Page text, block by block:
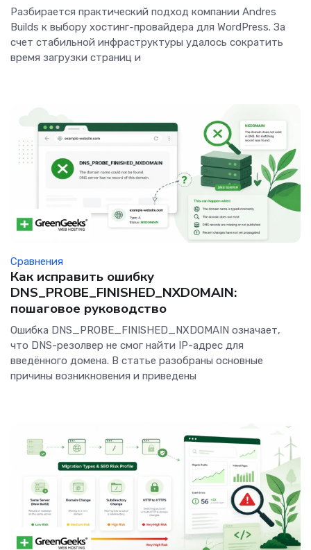
Разбирается практический подход компании Andres
Builds к выбору хостинг-провайдера для WordPress. За
счет стабильной инфраструктуры удалось сократить
время загрузки страниц и
Сравнения
Как исправить ошибку
DNS_PROBE_FINISHED_NXDOMAIN:
пошаговое руководство
Ошибка DNS_PROBE_FINISHED_NXDOMAIN означает,
что DNS-резолвер не смог найти IP-адрес для
введённого домена. В статье разобраны основные
причины возникновения и приведены